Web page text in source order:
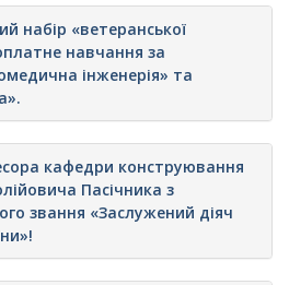
набір «ветеранської
навчання за
інженерія» та
кафедри конструювання
Пасічника з
звання «Заслужений діяч